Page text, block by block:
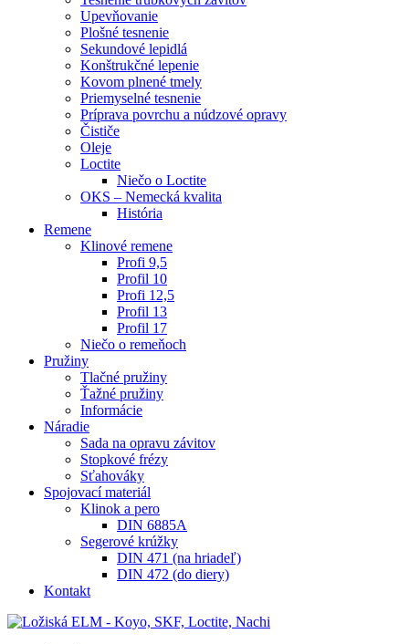
Upevňovanie
Plošné tesnenie
Sekundové lepidlá
Konštrukčné lepenie
Kovom plnené tmely
Priemyselné tesnenie
Príprava povrchu a núdzové opravy
Čističe
Oleje
Loctite
Niečo o Loctite
OKS – Nemecká kvalita
História
Remene
Klinové remene
Profi 9,5
Profil 10
Profi 12,5
Profil 13
Profil 17
Niečo o remeňoch
Pružiny
Tlačné pružiny
Ťažné pružiny
Informácie
Náradie
Sada na opravu závitov
Stopkové frézy
Sťahováky
Spojovací materiál
Klinok a pero
DIN 6885A
Segerové krúžky
DIN 471 (na hriadeľ)
DIN 472 (do diery)
Kontakt